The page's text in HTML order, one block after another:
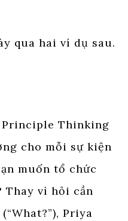
qua hai ví dụ sau.
Thinking
cho mỗi sự kiện
muốn tổ chức
Thay vì hỏi cần
Priya